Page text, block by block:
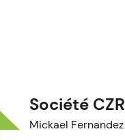
Société CZR
Mickael Fernandez